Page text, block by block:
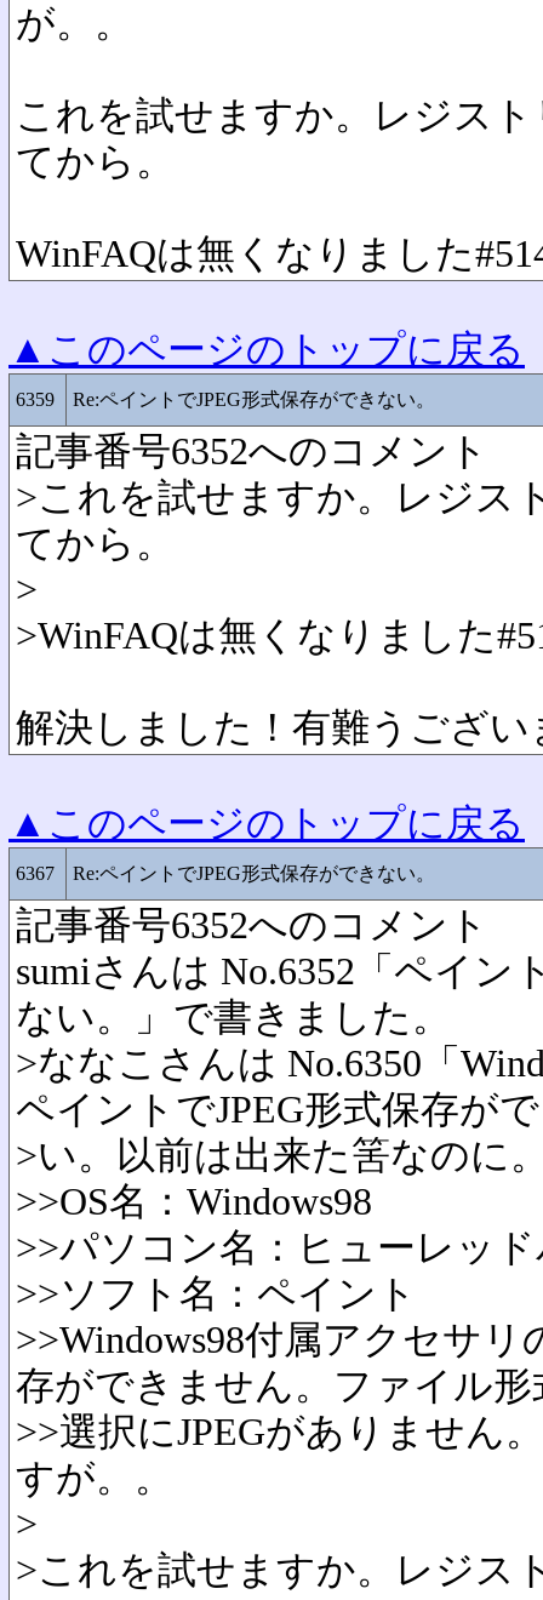
が。。
これを試せますか。レジス
てから。
WinFAQは無くなりました
▲このページのトップに戻る
6359 Re:ペイントでJPEG形式保存ができない。
記事番号6352へのコメント
>これを試せますか。レジス
てから。
>
>WinFAQは無くなりました
解決しました！有難うござい
▲このページのトップに戻る
6367 Re:ペイントでJPEG形式保存ができない。
記事番号6352へのコメント
sumiさんは No.6352「ペイン
ない。」で書きました。
>ななこさんは No.6350「
ペイントでJPEG形式保存が
>い。以前は出来た筈なのに
>>OS名：Windows98
>>パソコン名：ヒューレッ
>>ソフト名：ペイント
>>Windows98付属アクセサ
存ができません。ファイル形
>>選択にJPEGがありません
すが。。
>
>これを試せますか。レジス